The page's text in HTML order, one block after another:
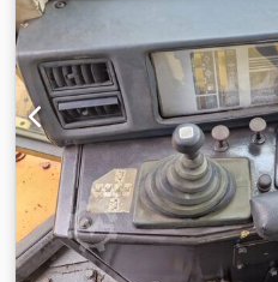
KM Typ skrzyni biegów
jazdy 7,6 mph Cjdpfxoundz Sj
sprzedawana w takim stanie
uzyskać kontaktując się z
Ltd 13A Pandan Crescent,